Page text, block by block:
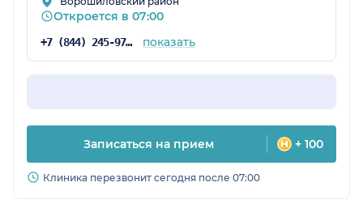
Откроется в 07:00
+7 (844) 245-97-65 показать
Записаться на прием + 100
Клиника перезвонит сегодня после 07:00